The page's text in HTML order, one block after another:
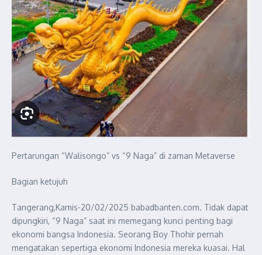
Pertarungan “Walisongo” vs “9 Naga” di zaman Metaverse
Bagian ketujuh
Tangerang,Kamis-20/02/2025 babadbanten.com. Tidak dapat
dipungkiri, “9 Naga” saat ini memegang kunci penting bagi
ekonomi bangsa Indonesia. Seorang Boy Thohir pernah
mengatakan sepertiga ekonomi Indonesia mereka kuasai. Hal